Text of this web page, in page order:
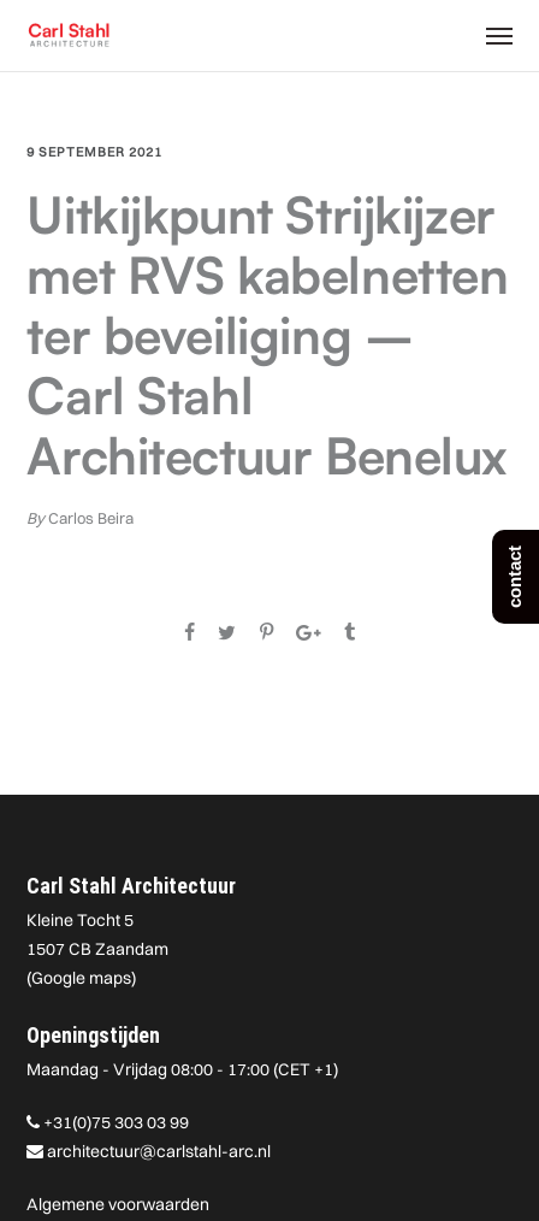
9 SEPTEMBER 2021
Uitkijkpunt Strijkijzer
met RVS kabelnetten
ter beveiliging –
Carl Stahl
Architectuur Benelux
ByCarlos Beira
Carl Stahl Architectuur
Kleine Tocht 5
1507 CB Zaandam
(Google maps)
Openingstijden
Maandag - Vrijdag 08:00 - 17:00 (CET +1)
+31(0)75 303 03 99
architectuur@carlstahl-arc.nl
Algemene voorwaarden
contact